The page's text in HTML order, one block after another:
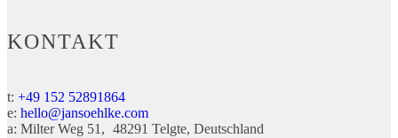
KONTAKT
t: +49 152 52891864
e: hello@jansoehlke.com
a: Milter Weg 51 48291 Telgte Deutschland